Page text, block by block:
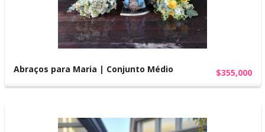
Abraços para Maria | Conjunto Médio $355,000